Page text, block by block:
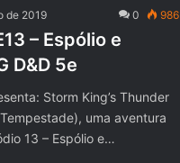
de 2019 0 986
– Espólio e
D&D 5e
Storm King’s Thunder
uma aventura
13 – Espólio e…